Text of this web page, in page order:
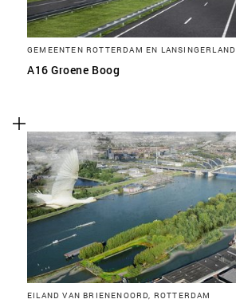
GEMEENTEN ROTTERDAM EN LANSINGERLAND
A16 Groene Boog
EILAND VAN BRIENENOORD, ROTTERDAM